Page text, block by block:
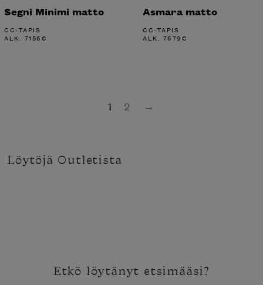
Segni Minimi matto
CC-TAPIS
ALK. 7156€
Asmara matto
CC-TAPIS
ALK. 7679€
1 2 →
Löytöjä Outletista
Etkö löytänyt etsimääsi?